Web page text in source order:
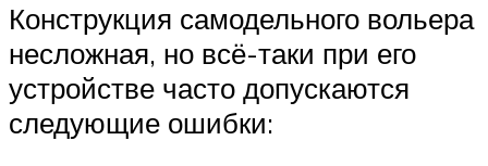
Конструкция самодельного вольера
несложная, но всё-таки при его
устройстве часто допускаются
следующие ошибки: